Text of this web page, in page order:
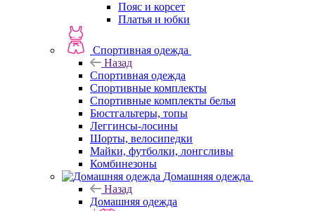
Пояс и корсет
Платья и юбки
Спортивная одежда
Назад
Спортивная одежда
Спортивные комплекты
Спортивные комплекты белья
Бюстгальтеры, топы
Леггинсы-лосины
Шорты, велосипедки
Майки, футболки, лонгсливы
Комбинезоны
Домашняя одежда
Назад
Домашняя одежда